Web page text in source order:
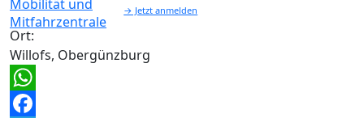
→ Jetzt anmelden
Ort:
Willofs, Obergünzburg
WhatsApp